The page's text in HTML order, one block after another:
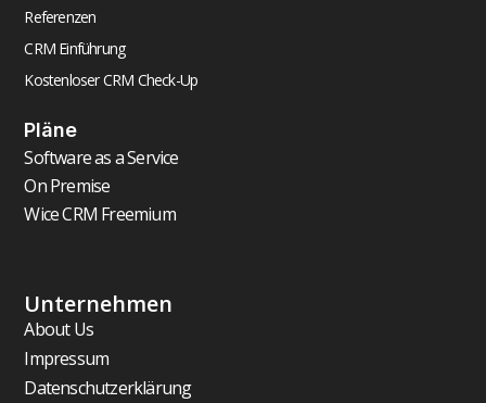
Referenzen
CRM Einführung
Kostenloser CRM Check-Up
Pläne
Software as a Service
On Premise
Wice CRM Freemium
Unternehmen
About Us
Impressum
Datenschutzerklärung